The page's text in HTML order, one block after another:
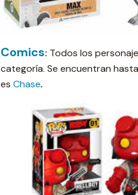
Comics: Todos los
categoría. Se encuentran
es Chase.